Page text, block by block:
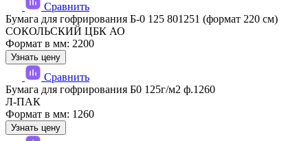
Сравнить
Бумага для гофрирования Б-0 125 801251 (формат 220 см)
СОКОЛЬСКИЙ ЦБК АО
Формат в мм: 2200
Узнать цену
Сравнить
Бумага для гофрирования Б0 125г/м2 ф.1260
Л-ПАК
Формат в мм: 1260
Узнать цену